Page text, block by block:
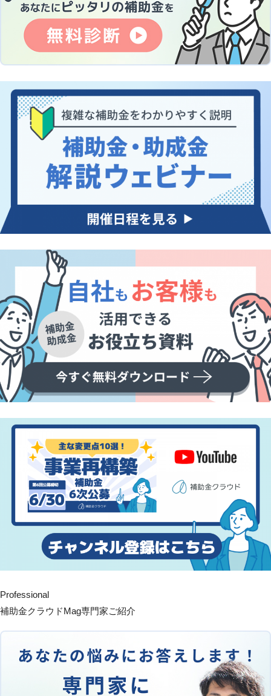
Professional
補助金クラウドMag専門家ご紹介